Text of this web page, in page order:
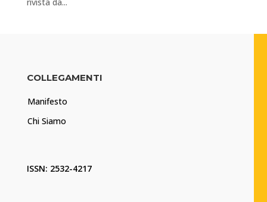
COLLEGAMENTI
Manifesto
Chi Siamo
ISSN: 2532-4217